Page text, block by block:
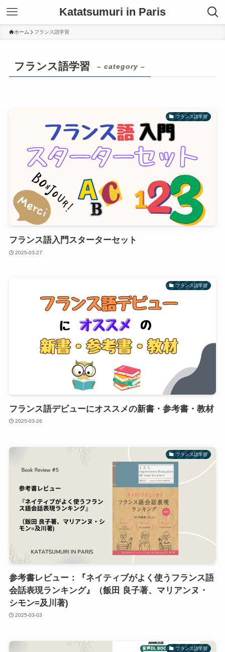
Katatsumuri in Paris
ホーム フランス語学習
フランス語学習 – category –
フランス語学習
フランス語入門スターターセット
2025-03-27
フランス語学習
フランス語デビューにオススメの新書・参考書・教材
2025-03-26
フランス語学習
参考書レビュー：『ネイティブがよく使うフランス語
会話表現ランキング』（飯田 良子著、マリアンヌ・
シモン=及川著)
2025-03-03
フランス語学習